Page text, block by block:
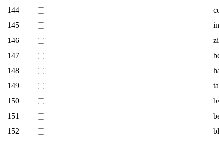
144
145
146
147
148
149
150
151
152